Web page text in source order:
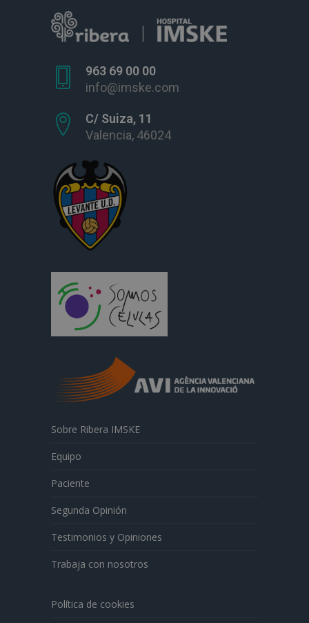
963 69 00 00
info@imske.com
C/ Suiza, 11
Valencia, 46024
Sobre Ribera IMSKE
Equipo
Paciente
Segunda Opinión
Testimonios y Opiniones
Trabaja con nosotros
Política de cookies